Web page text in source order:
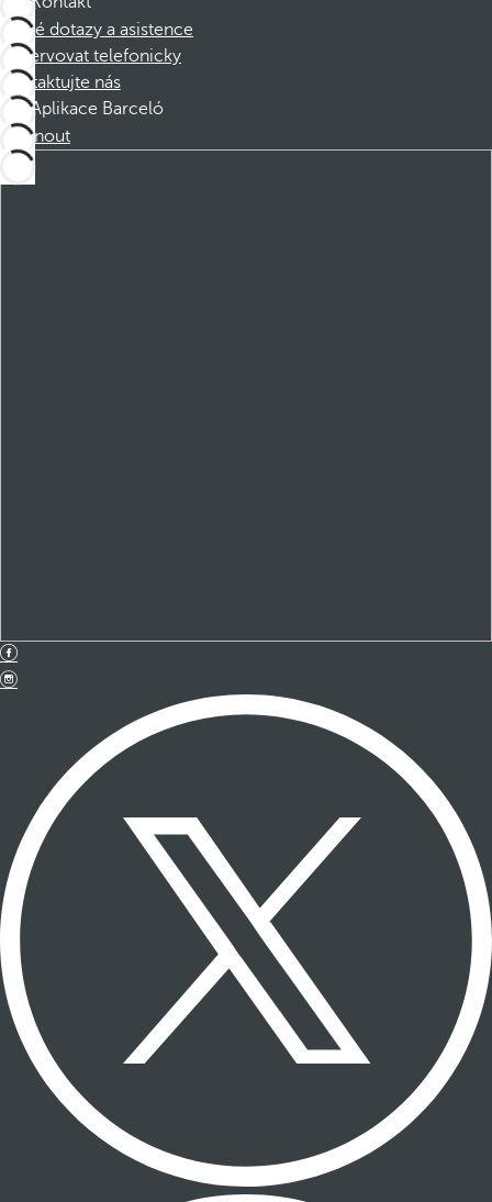
Časté dotazy a asistence
Rezervovat telefonicky
Kontaktujte nás
Aplikace Barceló
Stáhnout